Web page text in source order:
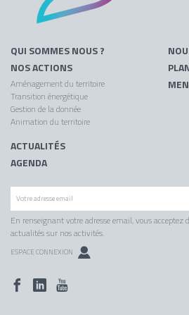
QUI SOMMES NOUS ?
NOS ACTIONS
Aménagement du territoire
Transition énergétique
Gestion de la donnée
Animation du territoire
ACTUALITÉS
AGENDA
En renseignant votre adresse email, vous acceptez
actualités sur nos activités.
ESPACE CONNEXION